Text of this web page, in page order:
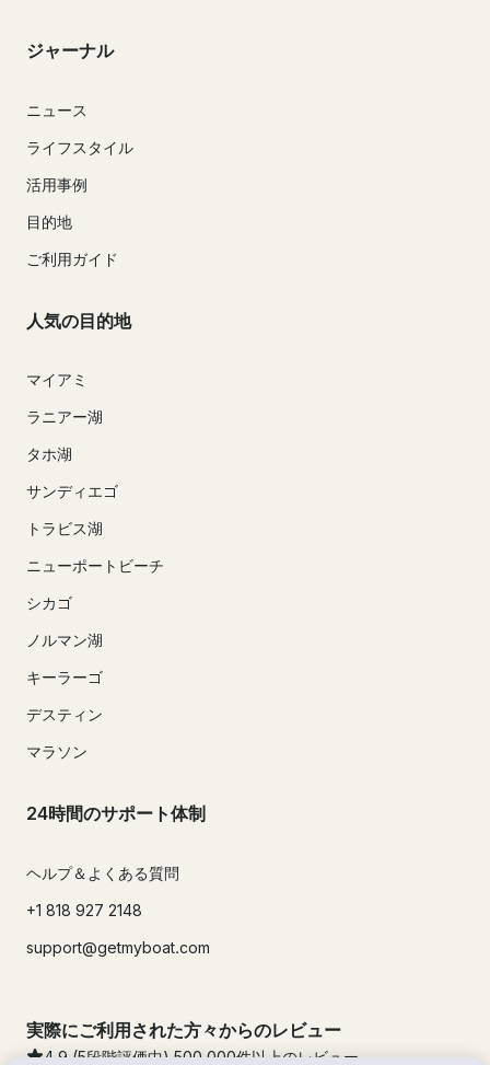
ジャーナル
ニュース
ライフスタイル
活用事例
目的地
ご利用ガイド
人気の目的地
マイアミ
ラニアー湖
タホ湖
サンディエゴ
トラビス湖
ニューポートビーチ
シカゴ
ノルマン湖
キーラーゴ
デスティン
マラソン
24時間のサポート体制
ヘルプ＆よくある質問
+1 818 927 2148
support@getmyboat.com
実際にご利用された方々からのレビュー
4.9 (5段階評価中) 500,000件以上のレビュー